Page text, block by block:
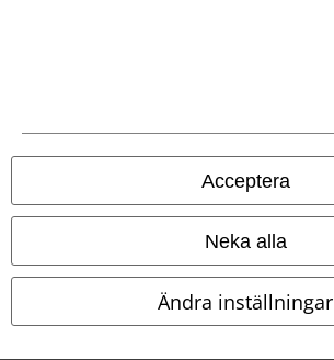
Acceptera
Neka alla
Ändra inställningar
Våra onlinebutiker